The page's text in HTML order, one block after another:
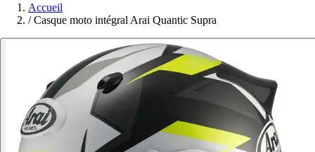
Accueil
/ Casque moto intégral Arai Quantic Supra